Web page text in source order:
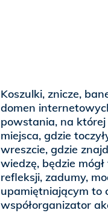
Koszulki, znicze,
domen
powstania, na której
miejsca, gdzie
wreszcie, gdzie
wiedzę, będzie
refleksji, zadumy,
upamiętniającym to
współorganizator